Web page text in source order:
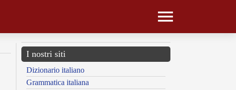
I nostri siti
Dizionario italiano
Grammatica italiana